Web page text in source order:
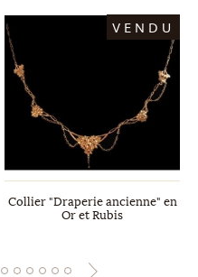
VENDU
Collier "Draperie ancienne" en
Or et Rubis